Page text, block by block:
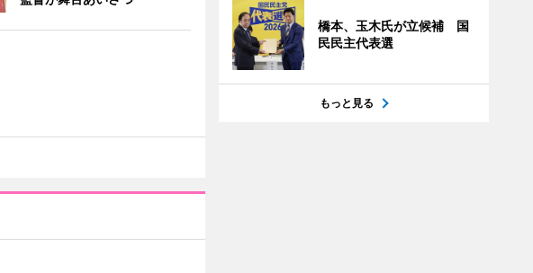
橋本、玉木氏が立候補 国
民民主代表選
もっと見る